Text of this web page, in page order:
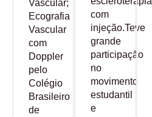
Vascular;
Ecografia
Vascular
com
Doppler
pelo
Colégio
Brasileiro
de
com
injeção.Teve
grande
participação
no
movimento
estudantil
e